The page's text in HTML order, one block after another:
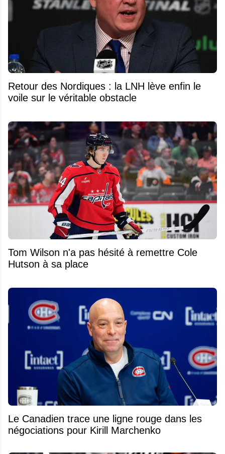
Retour des Nordiques : la LNH lève enfin le
voile sur le véritable obstacle
Tom Wilson n'a pas hésité à remettre Cole
Hutson à sa place
Le Canadien trace une ligne rouge dans les
négociations pour Kirill Marchenko